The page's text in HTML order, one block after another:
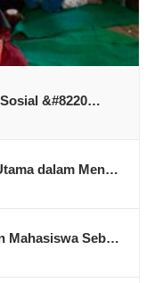
&#8220…
dalam Men…
Mahasiswa Seb…